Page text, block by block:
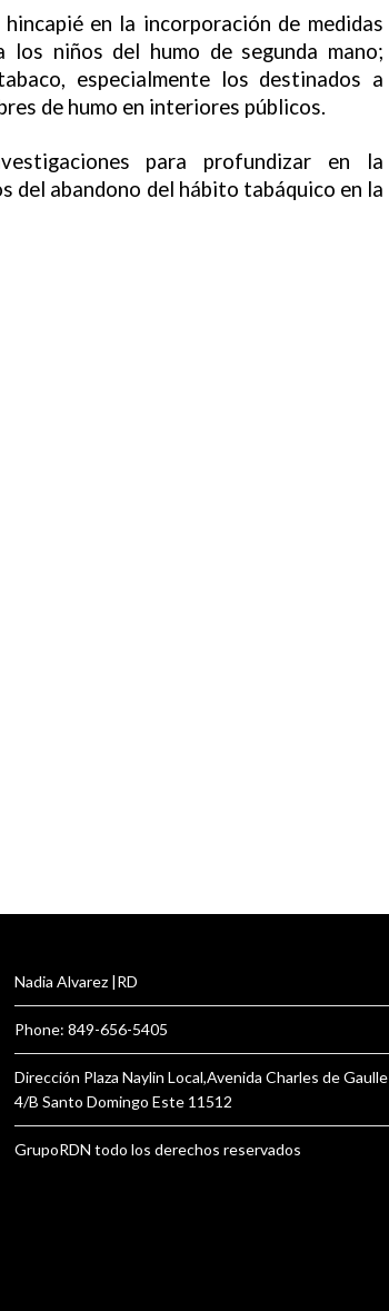
en la incorporación de medidas
niños del humo de segunda mano;
especialmente los destinados a
de humo en interiores públicos.
para profundizar en la
del abandono del hábito tabáquico en la
Nadia Alvarez |RD
Phone: 849-656-5405
Dirección Plaza Naylin Local,Avenida Charles de Gaulle
4/B Santo Domingo Este 11512
GrupoRDN todo los derechos reservados